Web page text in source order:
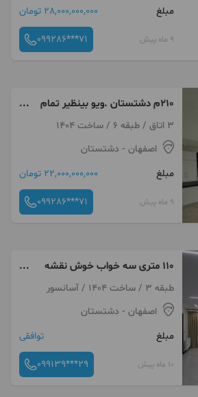
مبلغ
28,000,000,000 تومان
9 ماه پیش 099286***71
۲۱۰م دشتستان .ویو بینظیر تمام
شهر سازه برندولاکچری
3 اتاق / طبقه 6 / ساخت 1404
اصفهان - دشتستان
مبلغ
22,000,000,000 تومان
9 ماه پیش 099286***71
۱۱۰ متری سه خواب خوش نقشه
دونبش دشتستان
طبقه 3 / ساخت 1404 / آسانسور
اصفهان - دشتستان
مبلغ
توافقی
10 ماه پیش 099139***29